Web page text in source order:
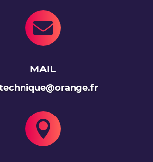

MAIL
